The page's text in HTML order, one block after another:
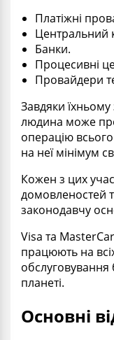
Платіжні
Центральний
Банки.
Процесивні
Провайдери
Завдяки
людина може
операцію всього
на неї мінімум
Кожен з цих
домовленостей
законодавчу
Visa та
працюють на
обслуговування
планеті.
Основні